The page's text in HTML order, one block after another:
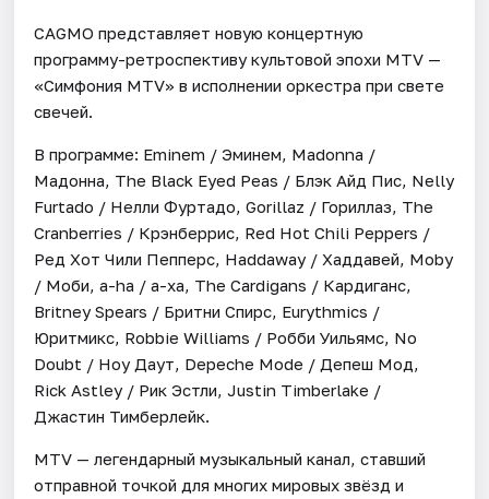
CAGMO представляет новую концертную
программу-ретроспективу культовой эпохи MTV —
«Симфония MTV» в исполнении оркестра при свете
свечей.
В программе: Eminem / Эминем, Madonna /
Мадонна, The Black Eyed Peas / Блэк Айд Пис, Nelly
Furtado / Нелли Фуртадо, Gorillaz / Гориллаз, The
Cranberries / Крэнберрис, Red Hot Chili Peppers /
Ред Хот Чили Пепперс, Haddaway / Хаддавей, Moby
/ Моби, a-ha / а-ха, The Cardigans / Кардиганс,
Britney Spears / Бритни Спирс, Eurythmics /
Юритмикс, Robbie Williams / Робби Уильямс, No
Doubt / Ноу Даут, Depeche Mode / Депеш Мод,
Rick Astley / Рик Эстли, Justin Timberlake /
Джастин Тимберлейк.
MTV — легендарный музыкальный канал, ставший
отправной точкой для многих мировых звёзд и